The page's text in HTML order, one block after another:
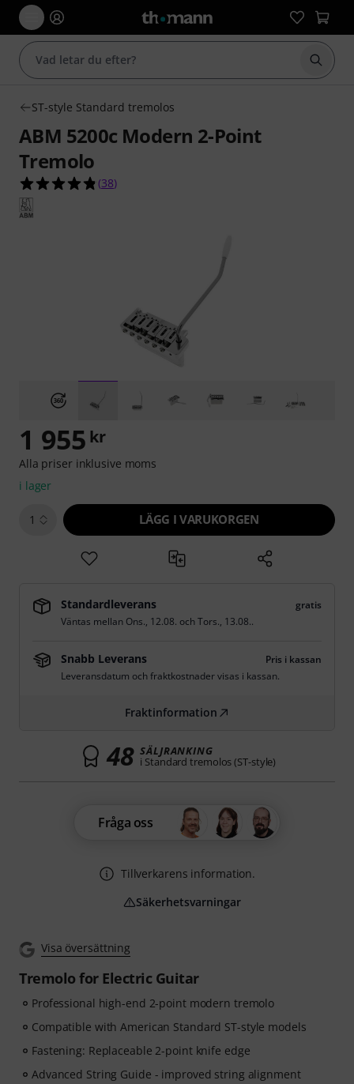
Börja
ST-style Standard tremolos
ABM 5200c Modern 2-Point
Tremolo
4.8 av 5 stjärnor från 38 kundbetyg
(38)
Visa översättning
Tremolo for Electric Guitar
Professional high-end 2-point modern tremolo
Compatible with American Standard ST-style models
Fastening: Replaceable 2-point knife edge
Advanced String Guide - improved string alignment
1 955 kr
Alla priser inklusive moms
i lager
1 LÄGG I VARUKORGEN
Standardleverans
gratis
Väntas mellan Ons., 12.08. ochTors., 13.08..
Snabb Leverans
Pris i kassan
Leveransdatum och fraktkostnader visas i kassan.
Fraktinformation
48 SÄLJRANKING
i Standard tremolos (ST-style)
Fråga oss
Tillverkarens information.
Säkerhetsvarningar